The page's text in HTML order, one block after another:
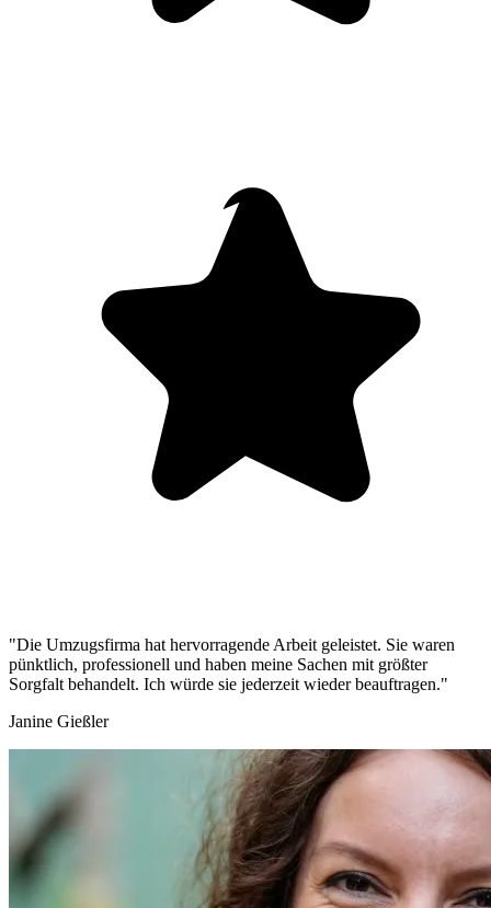
"Die Umzugsfirma hat hervorragende Arbeit geleistet. Sie waren
pünktlich, professionell und haben meine Sachen mit größter
Sorgfalt behandelt. Ich würde sie jederzeit wieder beauftragen."
Janine Gießler